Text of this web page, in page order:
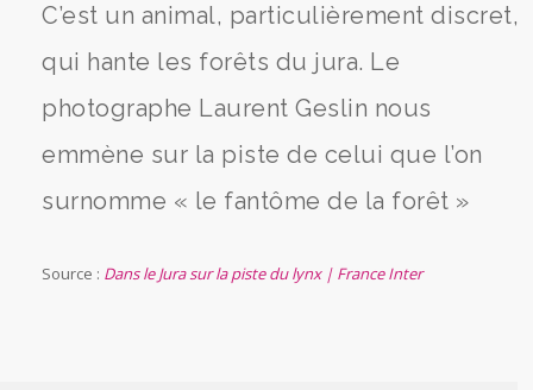
C’est un animal, particulièrement discret,
qui hante les forêts du jura. Le
photographe Laurent Geslin nous
emmène sur la piste de celui que l’on
surnomme « le fantôme de la forêt »
Source : Dans le Jura sur la piste du lynx | France Inter